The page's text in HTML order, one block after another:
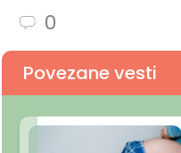
0
Povezane vesti